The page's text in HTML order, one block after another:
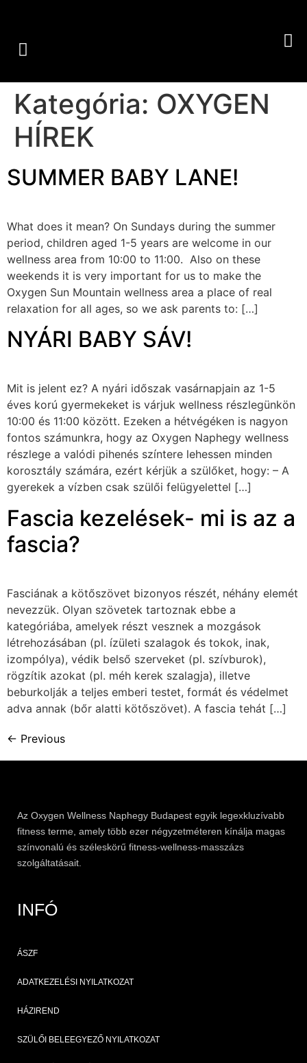
Kategória: OXYGEN
HÍREK
SUMMER BABY LANE!
What does it mean? On Sundays during the summer
period, children aged 1-5 years are welcome in our
wellness area from 10:00 to 11:00. Also on these
weekends it is very important for us to make the
Oxygen Sun Mountain wellness area a place of real
relaxation for all ages, so we ask parents to: […]
NYÁRI BABY SÁV!
Mit is jelent ez? A nyári időszak vasárnapjain az 1-5
éves korú gyermekeket is várjuk wellness részlegünkön
10:00 és 11:00 között. Ezeken a hétvégéken is nagyon
fontos számunkra, hogy az Oxygen Naphegy wellness
részlege a valódi pihenés színtere lehessen minden
korosztály számára, ezért kérjük a szülőket, hogy: – A
gyerekek a vízben csak szülői felügyelettel […]
Fascia kezelések- mi is az a
fascia?
Fasciának a kötőszövet bizonyos részét, néhány elemét
nevezzük. Olyan szövetek tartoznak ebbe a
kategóriába, amelyek részt vesznek a mozgások
létrehozásában (pl. ízületi szalagok és tokok, inak,
izompólya), védik belső szerveket (pl. szívburok),
rögzítik azokat (pl. méh kerek szalagja), illetve
beburkolják a teljes emberi testet, formát és védelmet
adva annak (bőr alatti kötőszövet). A fascia tehát […]
← Previous
Az Oxygen Wellness Naphegy Budapest egyik legexkluzívabb
fitness terme, amely több ezer négyzetméteren kínálja magas
színvonalú és széleskörű fitness-wellness-masszázs
szolgáltatásait.
INFÓ
ÁSZF
ADATKEZELÉSI NYILATKOZAT
HÁZIREND
SZÜLŐI BELEEGYEZŐ NYILATKOZAT